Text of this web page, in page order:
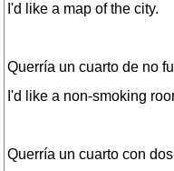
I'd like a map of the city.
Querría un cuarto de no
I'd like a non-smoking
Querría un cuarto con